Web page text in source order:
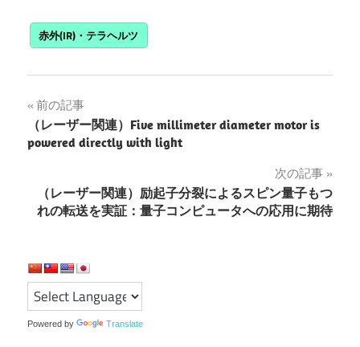
赤外(IR)・テラヘルツ
投
稿
ビ
ー
シ
ョ
前の記事
（レーザー関連）Five millimeter diameter motor is
powered directly with light
次の記事
（レーザー関連）励起子分裂によるスピン量子もつ
れの転送を実証：量子コンピュータへの応用に期待
Powered by Translate